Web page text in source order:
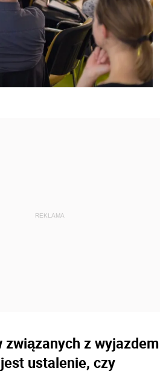
z wyjazdem
ustalenie, czy